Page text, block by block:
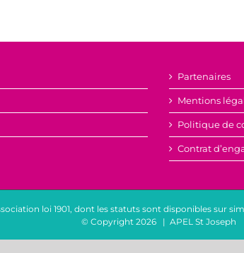
Partenaires
Mentions
Politique de
Contrat
loi 1901, dont les statuts sont disponibles sur
© Copyright 2026 | APEL St Joseph